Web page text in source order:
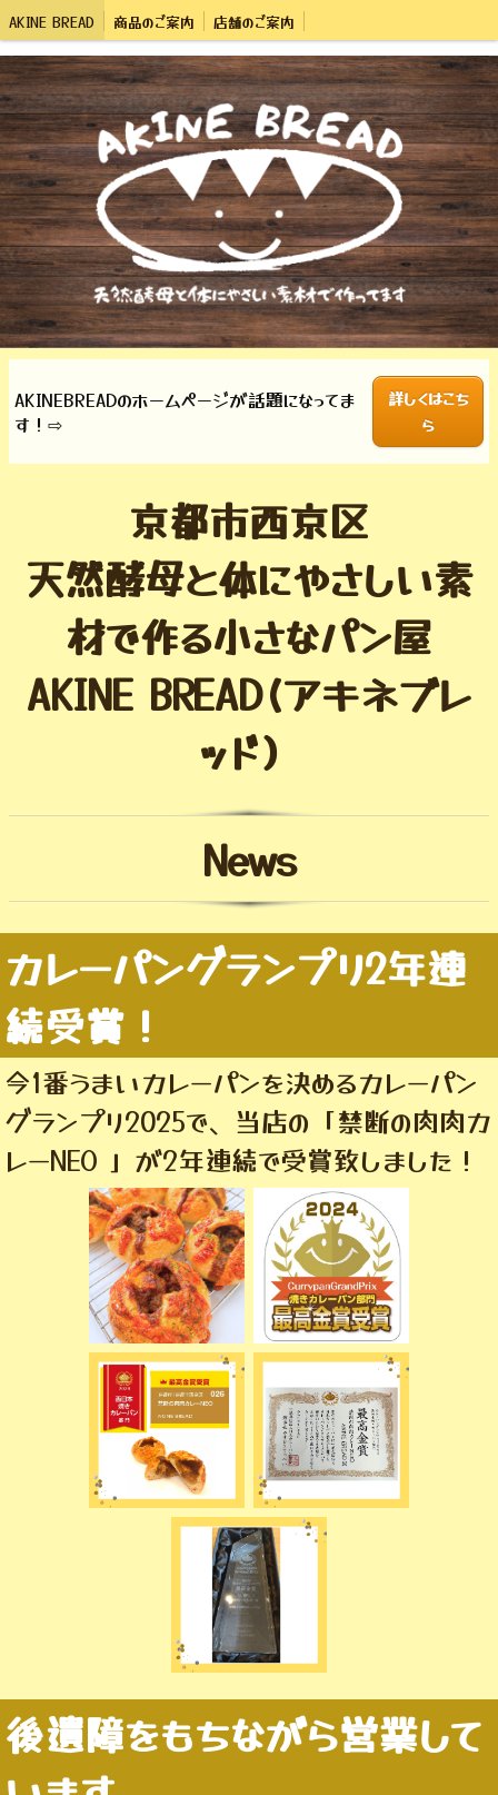
AKINE BREAD 商品のご案内 店舗のご案内
AKINEBREADのホームぺージが話題になってま
す！⇨
詳しくはこち
ら
京都市西京区
天然酵母と体にやさしい素
材で作る小さなパン屋
AKINE BREAD(アキネブレ
ッド）
News
カレーパングランプリ2年連
続受賞！
今1番うまいカレーパンを決めるカレーパン
グランプリ2025で、当店の「禁断の肉肉カ
レーNEO 」が2年連続で受賞致しました！
後遺障をもちながら営業して